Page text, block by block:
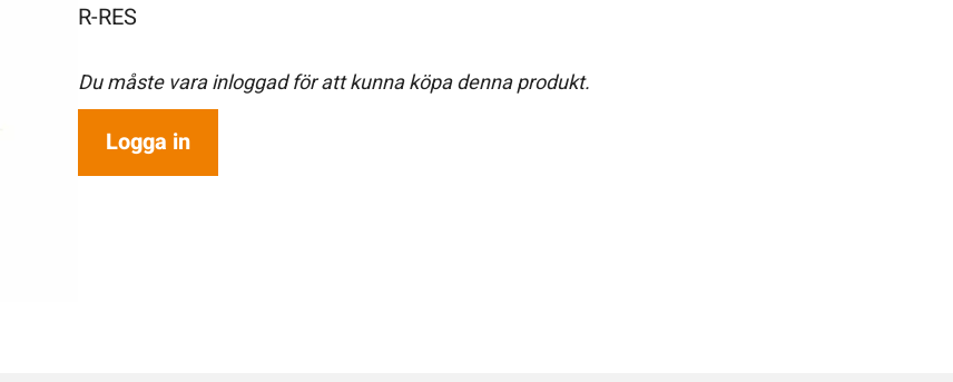
R-RES
Du måste vara inloggad för att kunna köpa denna produkt.
Logga in